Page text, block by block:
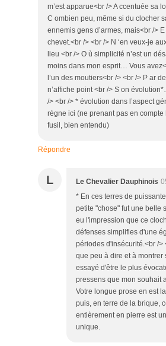
m’est apparue<br /> A ccentuée sa
C ombien peu, même si du clocher
ennemis gens d’armes, mais<br />
chevet.<br /> <br /> N ‘en veux-je
lieu <br /> O ù simplicité n’est un
moins dans mon esprit… Vous
l’un des moutiers<br /> <br /> P ar
n’affiche point <br /> S on
/> <br /> * évolution dans l’aspect
règne ici (ne prenant pas en compte
fusil, bien entendu)
Répondre
L Le Chevalier Dauphinois
* En ces terres de
petite "chose" fut une belle
eu l'impression que ce
défenses simplifies d'une
périodes d'insécurité.<br />
que peu à dire et à montrer
essayé d'être le plus
pressens que mon souhait
Votre longue prose en est
puis, en terre de la brique,
entièrement en pierre est
unique.